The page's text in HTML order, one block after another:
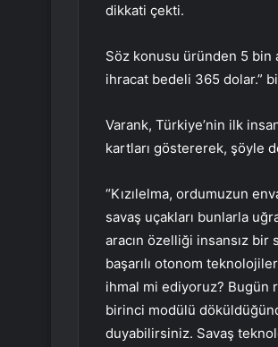
dikkati çekti.
Söz konusu üründen 5 bin
ihracat bedeli 365 dolar.”
Varank, Türkiye’nin ilk
kartları göstererek, şöyle
“Kızılelma, ordumuzun
savaş uçakları bunlarla
aracın özelliği insansız bir
başarılı otonom
ihmal mi ediyoruz? Bugün
birinci modülü
duyabilirsiniz. Savaş